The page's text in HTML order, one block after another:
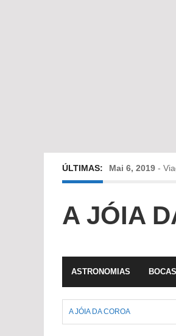
ÚLTIMAS: Mai 6, 2019 -
Fev 22, 2019-
A JÓIA
ASTRONOMIAS
A JÓIA DA COROA